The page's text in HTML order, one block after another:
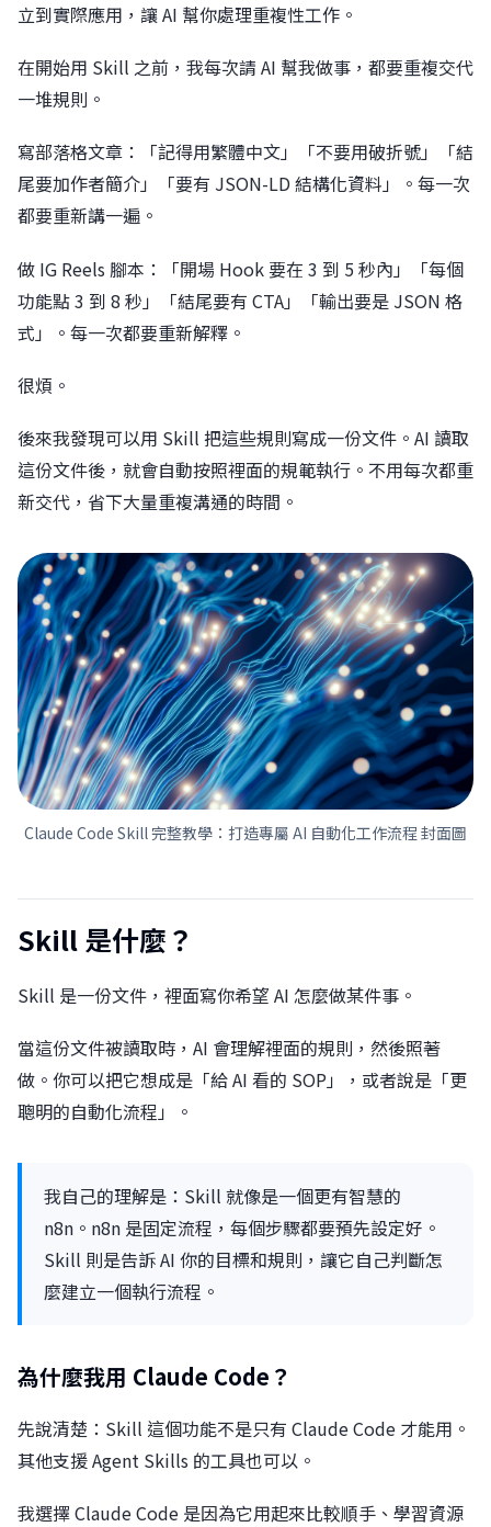
立到實際應用，讓 AI 幫你處理重複性工作。
在開始用 Skill 之前，我每次請 AI 幫我做事，都要重複交代
一堆規則。
寫部落格文章：「記得用繁體中文」「不要用破折號」「結
尾要加作者簡介」「要有 JSON-LD 結構化資料」。每一次
都要重新講一遍。
做 IG Reels 腳本：「開場 Hook 要在 3 到 5 秒內」「每個
功能點 3 到 8 秒」「結尾要有 CTA」「輸出要是 JSON 格
式」。每一次都要重新解釋。
很煩。
後來我發現可以用 Skill 把這些規則寫成一份文件。AI 讀取
這份文件後，就會自動按照裡面的規範執行。不用每次都重
新交代，省下大量重複溝通的時間。
Claude Code Skill 完整教學：打造專屬 AI 自動化工作流程 封面圖
Skill 是什麼？
Skill 是一份文件，裡面寫你希望 AI 怎麼做某件事。
當這份文件被讀取時，AI 會理解裡面的規則，然後照著
做。你可以把它想成是「給 AI 看的 SOP」，或者說是「更
聰明的自動化流程」。
我自己的理解是：Skill 就像是一個更有智慧的
n8n。n8n 是固定流程，每個步驟都要預先設定好。
Skill 則是告訴 AI 你的目標和規則，讓它自己判斷怎
麼建立一個執行流程。
為什麼我用 Claude Code？
先說清楚：Skill 這個功能不是只有 Claude Code 才能用。
其他支援 Agent Skills 的工具也可以。
我選擇 Claude Code 是因為它用起來比較順手、學習資源